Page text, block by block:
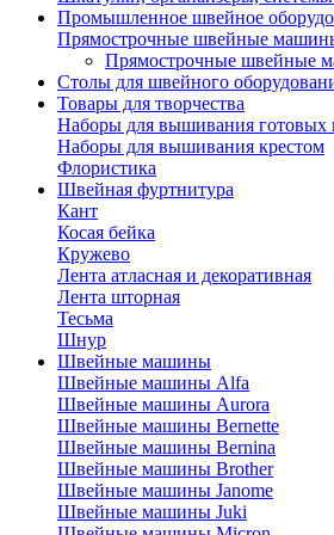
Промышленное швейное
Прямострочные швейные
Прямострочные швейные
Столы для швейного
Товары для творчества
Наборы для вышивания готовых
Наборы для вышивания крестом
Флористика
Швейная фуртнитура
Кант
Косая бейка
Кружево
Лента aтласная и декоративная
Лента шторная
Тесьма
Шнур
Швейные машины
Швейные машины Alfa
Швейные машины Aurora
Швейные машины Bernette
Швейные машины Bernina
Швейные машины Brother
Швейные машины Janome
Швейные машины Juki